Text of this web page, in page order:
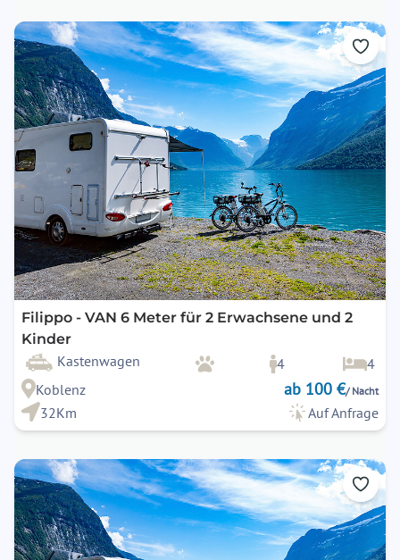
Filippo - VAN 6 Meter für 2 Erwachsene und 2
Kinder
Kastenwagen 4
4
Koblenz
ab 100 €/ Nacht
32Km Auf Anfrage